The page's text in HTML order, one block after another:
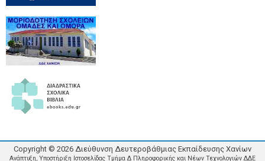
Copyright © 2026 Διεύθυνση Δευτεροβάθμιας Εκπαίδευσης Χανίων
Ανάπτυξη, Υποστήριξη Ιστοσελίδας Τμήμα Δ Πληροφορικής και Νέων Τεχνολογιών ΔΔΕ